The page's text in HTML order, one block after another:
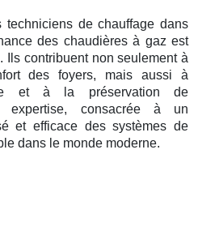
de chauffage dans
des chaudières à gaz est
Ils contribuent non seulement à
des foyers, mais aussi à
et à la préservation de
expertise, consacrée à un
et efficace des systèmes de
dans le monde moderne.